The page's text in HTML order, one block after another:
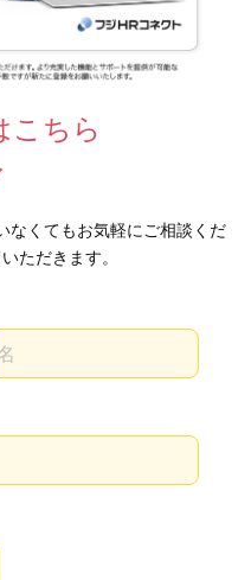
こちら
なくてもお気軽にご相談くだ
ただきます。